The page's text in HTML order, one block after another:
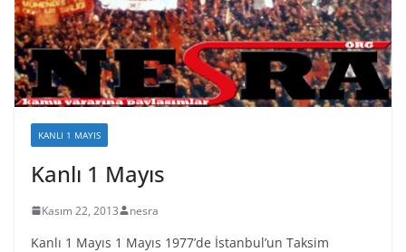
KANLI 1 MAYIS
Kanlı 1 Mayıs
Kasım 22, 2013 nesra
Kanlı 1 Mayıs 1 Mayıs 1977’de İstanbul’un Taksim